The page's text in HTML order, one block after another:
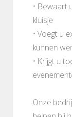
• Bewaart
kluisje
• Voegt u
kunnen
• Krijgt u
Onze